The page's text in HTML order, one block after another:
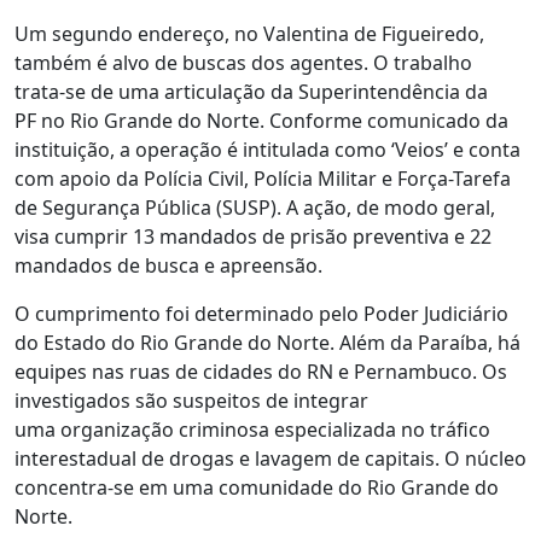
Um segundo endereço, no Valentina de Figueiredo,
também é alvo de buscas dos agentes. O trabalho
trata-se de uma articulação da Superintendência da
PF no Rio Grande do Norte. Conforme comunicado da
instituição, a operação é intitulada como ‘Veios’ e conta
com apoio da Polícia Civil, Polícia Militar e Força-Tarefa
de Segurança Pública (SUSP). A ação, de modo geral,
visa cumprir 13 mandados de prisão preventiva e 22
mandados de busca e apreensão.
O cumprimento foi determinado pelo Poder Judiciário
do Estado do Rio Grande do Norte. Além da Paraíba, há
equipes nas ruas de cidades do RN e Pernambuco. Os
investigados são suspeitos de integrar
uma organização criminosa especializada no tráfico
interestadual de drogas e lavagem de capitais. O núcleo
concentra-se em uma comunidade do Rio Grande do
Norte.